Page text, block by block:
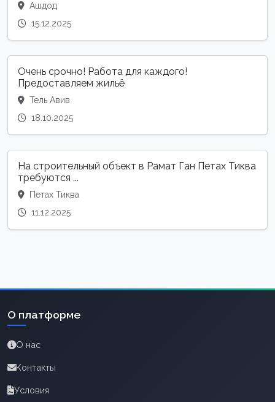
Ашдод
15.12.2025
Очень срочно! Работа для каждого!
Предоставляем жильё
Тель Авив
18.10.2025
На строительный объект в Рамат Ган Петах Тиква
требуются ...
Петах Тиква
11.12.2025
О платформе
О нас
Контакты
Условия